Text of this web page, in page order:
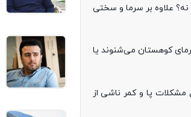
نه‌؟ علاوه بر سرما و سختی
کوهستان می‌شنوند یا
پا و کمر ناشی از